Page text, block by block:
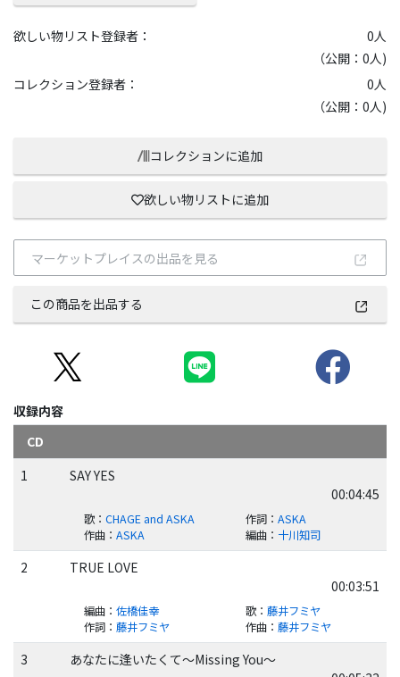
欲しい物リスト登録者： 0人
（公開：0人)
コレクション登録者：
0人
（公開：0人)
コレクションに追加
欲しい物リストに追加
マーケットプレイスの出品を見る
この商品を出品する
収録内容
CD
1
SAY YES
00:04:45
歌： CHAGE and ASKA 作詞： ASKA
作曲： ASKA 編曲： 十川知司
2
TRUE LOVE
00:03:51
編曲： 佐橋佳幸 歌： 藤井フミヤ
作詞： 藤井フミヤ 作曲： 藤井フミヤ
3
あなたに逢いたくて～Missing You～